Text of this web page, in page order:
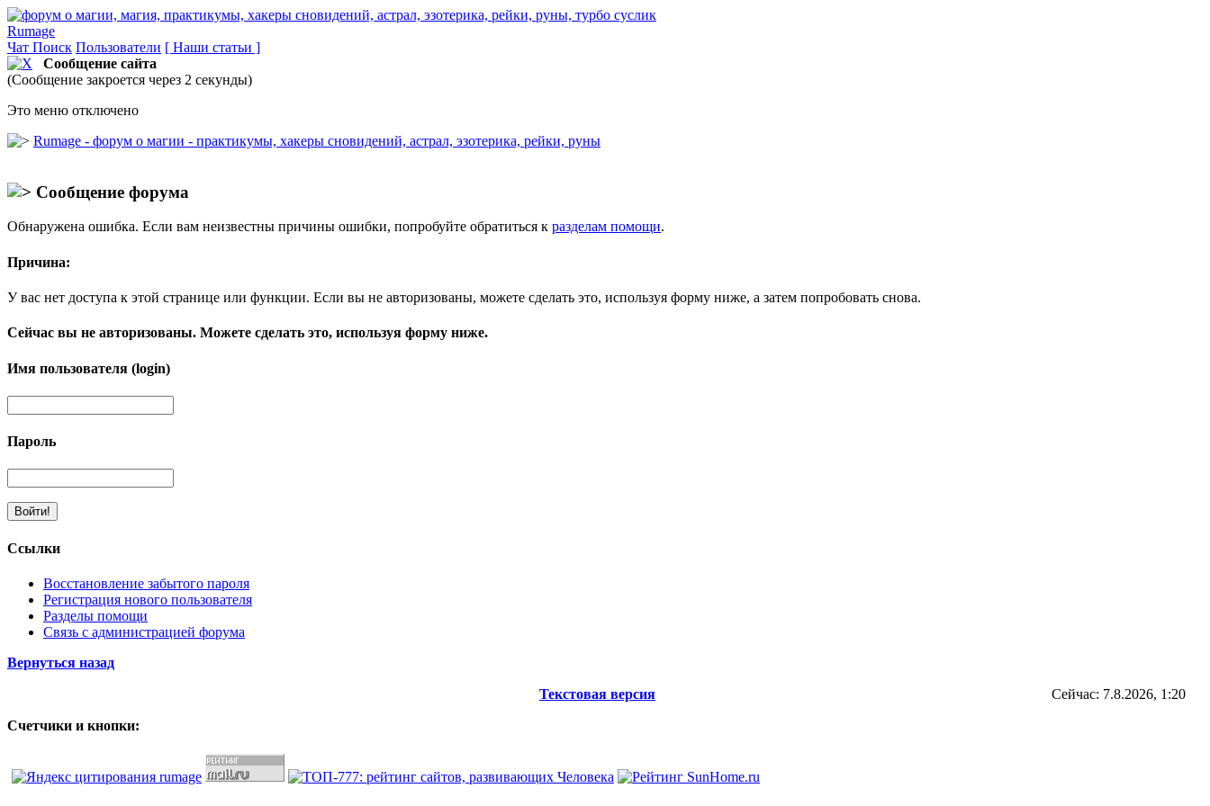
Rumage
Чат Поиск Пользователи [ Наши статьи ]
Сообщение сайта
(Сообщение закроется через 2 секунды)
Это меню отключено
Rumage - форум о магии - практикумы, хакеры сновидений, астрал, эзотерика, рейки, руны
Сообщение форума
Обнаружена ошибка. Если вам неизвестны причины ошибки, попробуйте обратиться к разделам помощи.
Причина:
У вас нет доступа к этой странице или функции. Если вы не авторизованы, можете сделать это, используя форму ниже, а затем попробовать снова.
Сейчас вы не авторизованы. Можете сделать это, используя форму ниже.
Имя пользователя (login)
Пароль
Ссылки
Восстановление забытого пароля
Регистрация нового пользователя
Разделы помощи
Связь с администрацией форума
Вернуться назад
Текстовая версия Сейчас: 7.8.2026, 1:20
Счетчики и кнопки: